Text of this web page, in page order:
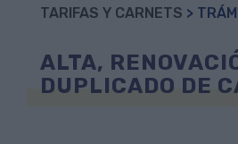
TARIFAS Y CARNETS >
ALTA,
DUPLICADO DE